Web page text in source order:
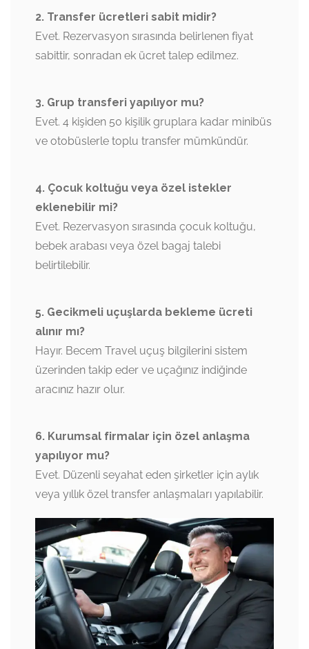
2. Transfer ücretleri sabit midir?
Evet. Rezervasyon sırasında belirlenen fiyat
sabittir, sonradan ek ücret talep edilmez.
3. Grup transferi yapılıyor mu?
Evet. 4 kişiden 50 kişilik gruplara kadar minibüs
ve otobüslerle toplu transfer mümkündür.
4. Çocuk koltuğu veya özel istekler
eklenebilir mi?
Evet. Rezervasyon sırasında çocuk koltuğu,
bebek arabası veya özel bagaj talebi
belirtilebilir.
5. Gecikmeli uçuşlarda bekleme ücreti
alınır mı?
Hayır. Becem Travel uçuş bilgilerini sistem
üzerinden takip eder ve uçağınız indiğinde
aracınız hazır olur.
6. Kurumsal firmalar için özel anlaşma
yapılıyor mu?
Evet. Düzenli seyahat eden şirketler için aylık
veya yıllık özel transfer anlaşmaları yapılabilir.